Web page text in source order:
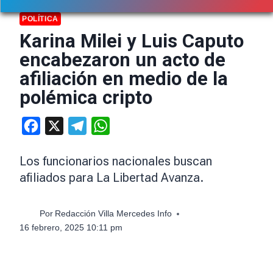
POLÍTICA
Karina Milei y Luis Caputo
encabezaron un acto de
afiliación en medio de la
polémica cripto
Facebook Telegram
Los funcionarios nacionales buscan
afiliados para La Libertad Avanza.
Por Redacción Villa Mercedes Info
16 febrero, 2025 10:11 pm